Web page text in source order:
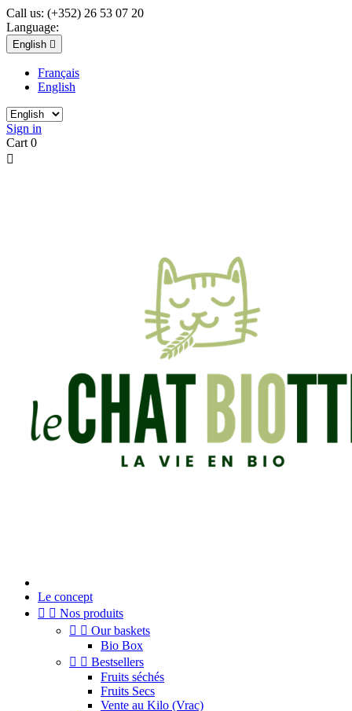
Call us: (+352) 26 53 07 20
Language:
English 
Français
English
Sign in
Cart 0

Le concept
  Nos produits
  Our baskets
Bio Box
  Bestsellers
Fruits séchés
Fruits Secs
Vente au Kilo (Vrac)